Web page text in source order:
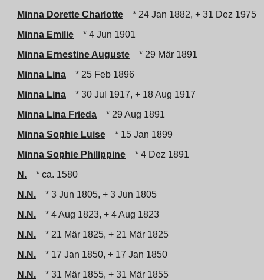
Minna Dorette Charlotte
* 24 Jan 1882, + 31 Dez 1975
Minna Emilie
* 4 Jun 1901
Minna Ernestine Auguste
* 29 Mär 1891
Minna Lina
* 25 Feb 1896
Minna Lina
* 30 Jul 1917, + 18 Aug 1917
Minna Lina Frieda
* 29 Aug 1891
Minna Sophie Luise
* 15 Jan 1899
Minna Sophie Philippine
* 4 Dez 1891
N.
* ca. 1580
N.N.
* 3 Jun 1805, + 3 Jun 1805
N.N.
* 4 Aug 1823, + 4 Aug 1823
N.N.
* 21 Mär 1825, + 21 Mär 1825
N.N.
* 17 Jan 1850, + 17 Jan 1850
N.N.
* 31 Mär 1855, + 31 Mär 1855